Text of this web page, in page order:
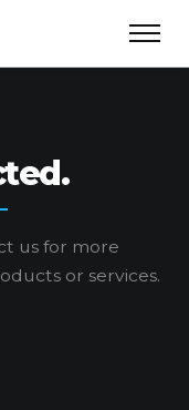
us for more
or services.